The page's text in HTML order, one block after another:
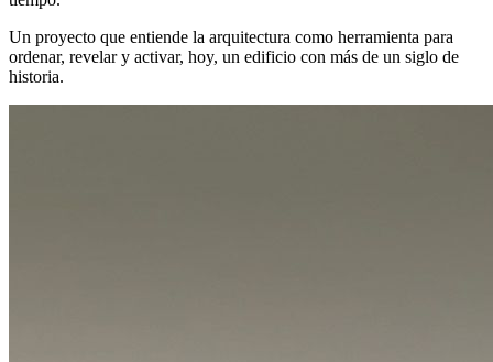
Un proyecto que entiende la arquitectura como herramienta para
ordenar, revelar y activar, hoy, un edificio con más de un siglo de
historia.